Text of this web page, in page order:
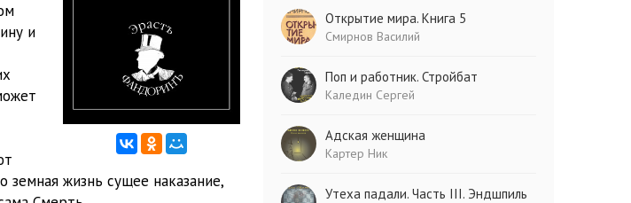
06:02
06:02
и
земная жизнь сущее наказание,
Открытие мира. Книга 5
Смирнов Василий
Поп и работник. Стройбат
Каледин Сергей
Адская женщина
Картер Ник
Утеха падали. Часть III. Эндшпиль